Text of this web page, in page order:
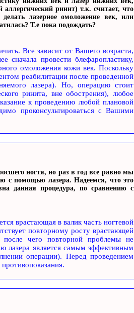
ринит) т.к. считает, что
лазерное омоложение век, или
Т.е пока подождать?
Все зависит от Вашего возраста,
провести блефаропластику,
омоложения кожи век. Поскольку
реабилитации после проведенной
лазера). Но, операцию стоит
ринита, вне обострения), любое
к проведению любой плановой
проконсультироваться с Вашими
ногтя, но раз в год все равно мы
с помощью лазера. Надеемся, что это
данная процедура, по сравнению с
врастающая в валик часть ногтевой
повторному росту врастающей
после чего повторной проблемы не
лазера является самым эффективным
операции). Перед проведением